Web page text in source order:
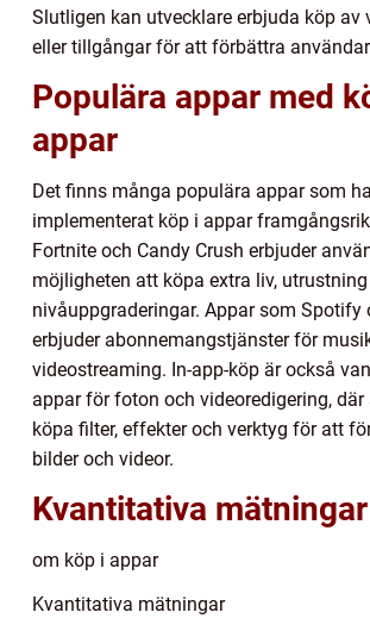
Slutligen kan utvecklare erbjuda köp av
eller tillgångar för att förbättra
Populära appar med
appar
Det finns många populära appar som
implementerat köp i appar
Fortnite och Candy Crush erbjuder
möjligheten att köpa extra liv,
nivåuppgraderingar. Appar som Spotify
erbjuder abonnemangstjänster för
videostreaming. In-app-köp är också
appar för foton och videoredigering, där
köpa filter, effekter och verktyg för att
bilder och videor.
Kvantitativa mätningar
om köp i appar
Kvantitativa mätningar